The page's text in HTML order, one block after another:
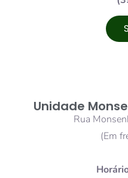
Unidade
Rua
(Em